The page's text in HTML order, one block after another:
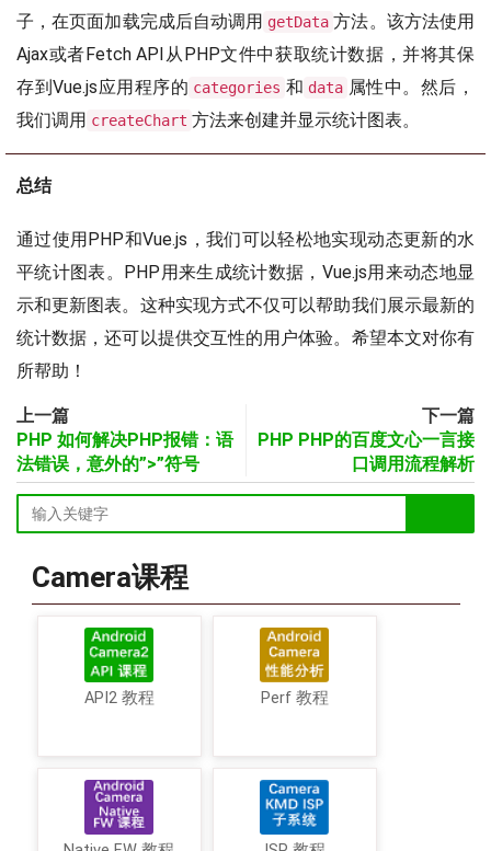
子，在页面加载完成后自动调用 getData 方法。该方法使用
Ajax或者Fetch API从PHP文件中获取统计数据，并将其保
存到Vue.js应用程序的 categories 和 data 属性中。然后，
我们调用 createChart 方法来创建并显示统计图表。
总结
通过使用PHP和Vue.js，我们可以轻松地实现动态更新的水
平统计图表。PHP用来生成统计数据，Vue.js用来动态地显
示和更新图表。这种实现方式不仅可以帮助我们展示最新的
统计数据，还可以提供交互性的用户体验。希望本文对你有
所帮助！
上一篇
PHP 如何解决PHP报错：语
法错误，意外的”>”符号
下一篇
PHP PHP的百度文心一言接
口调用流程解析
Camera课程
API2 教程 Perf 教程